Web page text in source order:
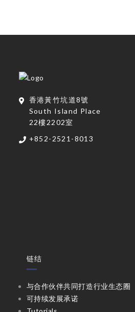
香港黃竹坑道8號
South Island Place
22樓2202室
+852-2521-8013
链结
与合作伙伴共同打造行业生态圈
可持续发展承诺